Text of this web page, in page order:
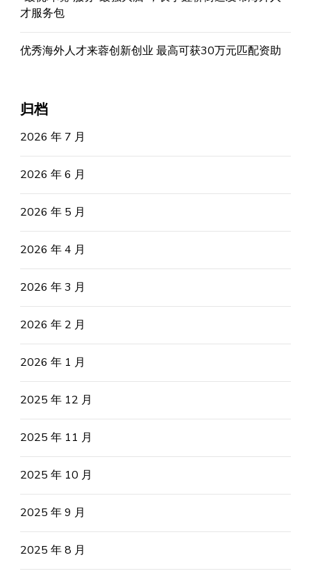
才服务包
优秀海外人才来蓉创新创业 最高可获30万元匹配资助
归档
2026 年 7 月
2026 年 6 月
2026 年 5 月
2026 年 4 月
2026 年 3 月
2026 年 2 月
2026 年 1 月
2025 年 12 月
2025 年 11 月
2025 年 10 月
2025 年 9 月
2025 年 8 月